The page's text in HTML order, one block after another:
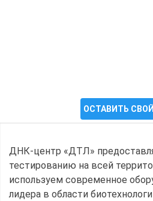
ОСТАВИТЬ
ДНК-центр «ДТЛ»
тестированию на всей
используем современное
лидера в области